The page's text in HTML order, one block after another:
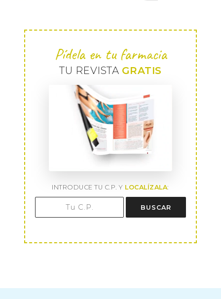
Pídela en tu farmacia
TU REVISTA GRATIS
INTRODUCE TU C.P. Y LOCALÍZALA:
BUSCAR